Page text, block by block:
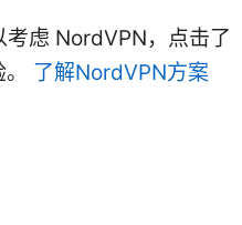
虑 NordVPN，点击了
了解NordVPN方案